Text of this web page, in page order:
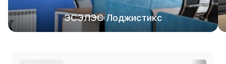
ЭСЭЛЭС Лоджистикс